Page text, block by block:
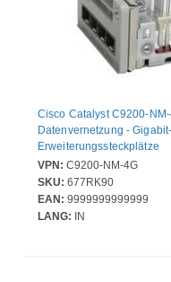
Cisco Catalyst C9200-
Datenvernetzung -
Erweiterungssteckplätze
VPN: C9200-NM-4G
SKU: 677RK90
EAN: 9999999999999
LANG: IN